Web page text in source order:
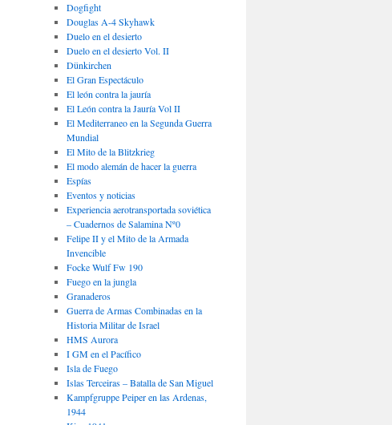
Dogfight
Douglas A-4 Skyhawk
Duelo en el desierto
Duelo en el desierto Vol. II
Dünkirchen
El Gran Espectáculo
El león contra la jauría
El León contra la Jauría Vol II
El Mediterraneo en la Segunda Guerra
Mundial
El Mito de la Blitzkrieg
El modo alemán de hacer la guerra
Espías
Eventos y noticias
Experiencia aerotransportada soviética
– Cuadernos de Salamina Nº0
Felipe II y el Mito de la Armada
Invencible
Focke Wulf Fw 190
Fuego en la jungla
Granaderos
Guerra de Armas Combinadas en la
Historia Militar de Israel
HMS Aurora
I GM en el Pacífico
Isla de Fuego
Islas Terceiras – Batalla de San Miguel
Kampfgruppe Peiper en las Ardenas,
1944